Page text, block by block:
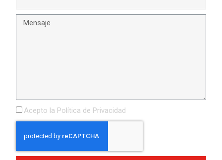
Acepto la Política de Privacidad